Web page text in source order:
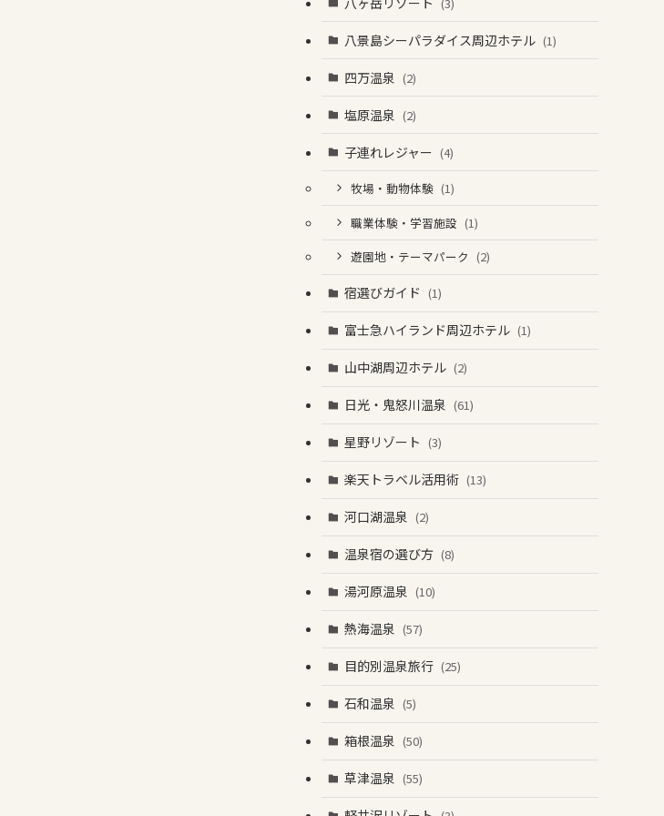
八景島シーパラダイス周辺ホテル (1)
四万温泉 (2)
塩原温泉 (2)
子連れレジャー (4)
牧場・動物体験 (1)
職業体験・学習施設 (1)
遊園地・テーマパーク (2)
宿選びガイド (1)
富士急ハイランド周辺ホテル (1)
山中湖周辺ホテル (2)
日光・鬼怒川温泉 (61)
星野リゾート (3)
楽天トラベル活用術 (13)
河口湖温泉 (2)
温泉宿の選び方 (8)
湯河原温泉 (10)
熱海温泉 (57)
目的別温泉旅行 (25)
石和温泉 (5)
箱根温泉 (50)
草津温泉 (55)